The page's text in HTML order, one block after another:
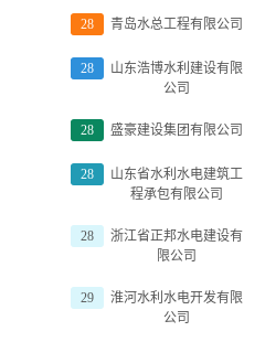
28 青岛水总工程有限公司
28
山东浩博水利建设有限
公司
28 盛豪建设集团有限公司
28
山东省水利水电建筑工
程承包有限公司
28
浙江省正邦水电建设有
限公司
29
淮河水利水电开发有限
公司